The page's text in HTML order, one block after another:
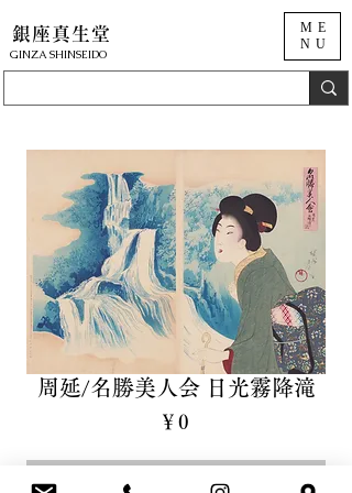
ME
NU
銀座真生堂
​GINZA SHINSEIDO
周延/名勝美人会 日光霧降滝
￥0価